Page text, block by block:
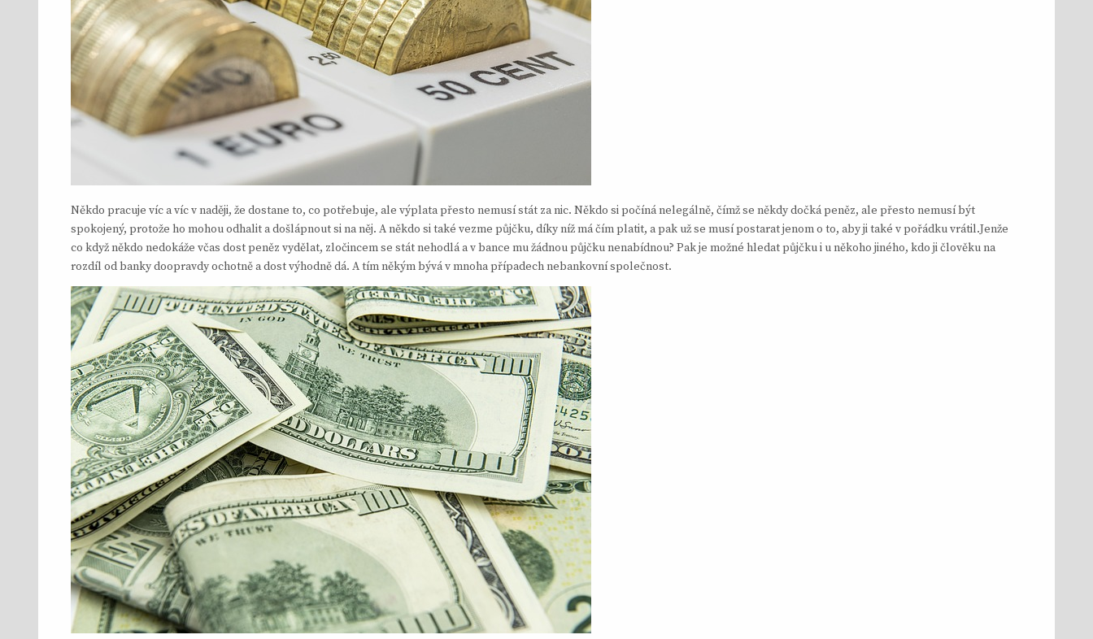
Někdo pracuje víc a víc v naději, že dostane to, co potřebuje, ale výplata přesto nemusí stát za nic. Někdo si počíná nelegálně, čímž se někdy dočká peněz, ale přesto nemusí být
spokojený, protože ho mohou odhalit a došlápnout si na něj. A někdo si také vezme půjčku, díky níž má čím platit, a pak už se musí postarat jenom o to, aby ji také v pořádku vrátil.Jenže
co když někdo nedokáže včas dost peněz vydělat, zločincem se stát nehodlá a v bance mu žádnou půjčku nenabídnou? Pak je možné hledat půjčku i u někoho jiného, kdo ji člověku na
rozdíl od banky doopravdy ochotně a dost výhodně dá. A tím někým bývá v mnoha případech nebankovní společnost.